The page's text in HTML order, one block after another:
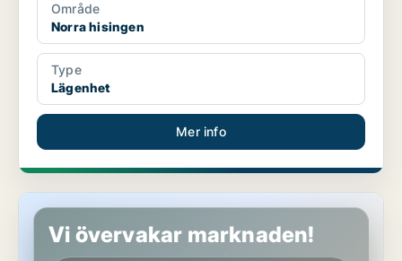
Område
Norra hisingen
Type
Lägenhet
Mer info
Lägenhet i Norra hisingen
Vi övervakar marknaden!